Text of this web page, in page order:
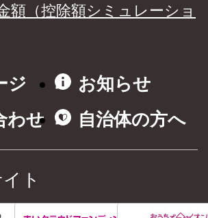
額（控除額シミュレーショ
ジ
お知らせ
わせ
自治体の方へ
ト